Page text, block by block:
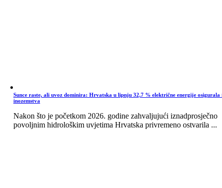
Sunce raste, ali uvoz dominira: Hrvatska u lipnju 32,7 % električne energije osigurala
inozemstva
Nakon što je početkom 2026. godine zahvaljujući iznadprosječno
povoljnim hidrološkim uvjetima Hrvatska privremeno ostvarila ...